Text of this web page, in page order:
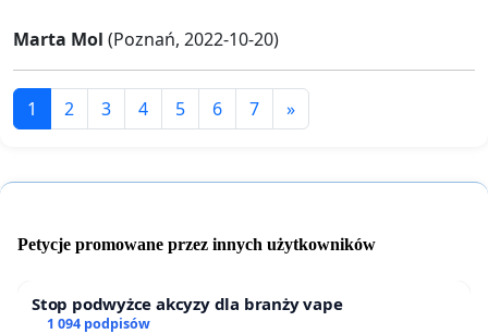
Marta Mol (Poznań, 2022-10-20)
1 2 3 4 5 6 7 »
Petycje promowane przez innych użytkowników
Stop podwyżce akcyzy dla branży vape
1 094 podpisów